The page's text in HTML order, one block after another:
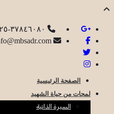
الصفحة الرئيسية
لمحات من حياة الشهيد
السيرة الذاتية